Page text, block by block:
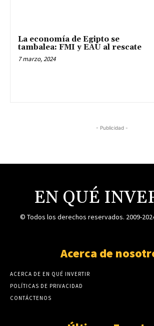
La economía de Egipto se
tambalea: FMI y EAU al rescate
7 marzo, 2024
- Publicidad -
EN QUÉ
© Todos los derechos reservados. 2009-
Acerca de
ACERCA DE EN QUÉ INVERTIR
POLÍTICAS DE PRIVACIDAD
CONTÁCTENOS